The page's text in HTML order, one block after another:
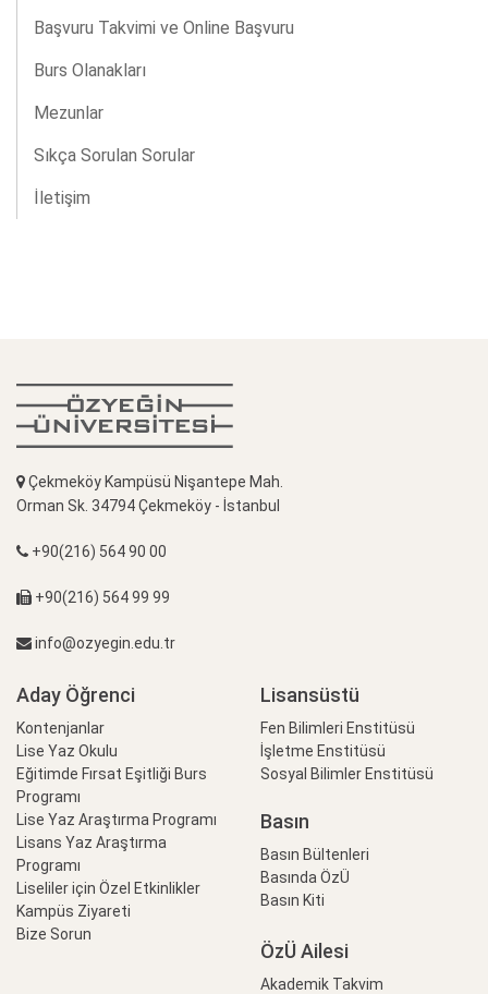
Başvuru Takvimi ve Online Başvuru
Burs Olanakları
Mezunlar
Sıkça Sorulan Sorular
İletişim
Çekmeköy Kampüsü Nişantepe Mah.
Orman Sk. 34794 Çekmeköy - İstanbul
+90(216) 564 90 00
+90(216) 564 99 99
info@ozyegin.edu.tr
Aday Öğrenci
Kontenjanlar
Lise Yaz Okulu
Eğitimde Fırsat Eşitliği Burs
Programı
Lise Yaz Araştırma Programı
Lisans Yaz Araştırma
Programı
Liseliler için Özel Etkinlikler
Kampüs Ziyareti
Bize Sorun
Lisansüstü
Fen Bilimleri Enstitüsü
İşletme Enstitüsü
Sosyal Bilimler Enstitüsü
Basın
Basın Bültenleri
Basında ÖzÜ
Basın Kiti
ÖzÜ Ailesi
Akademik Takvim